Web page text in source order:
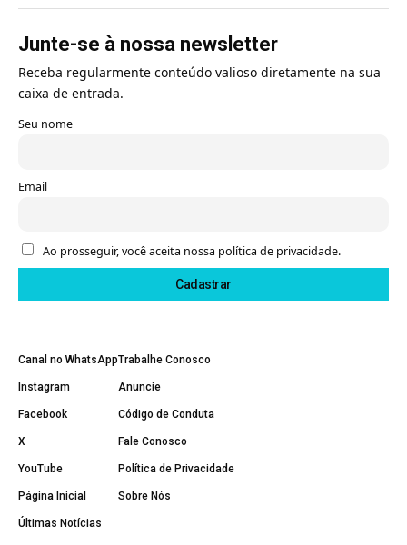
Junte-se à nossa newsletter
Receba regularmente conteúdo valioso diretamente na sua
caixa de entrada.
Seu nome
Email
Ao prosseguir, você aceita nossa política de privacidade.
Canal no WhatsApp
Instagram
Facebook
X
YouTube
Página Inicial
Últimas Notícias
Trabalhe Conosco
Anuncie
Código de Conduta
Fale Conosco
Política de Privacidade
Sobre Nós